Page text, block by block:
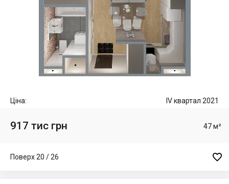
Ціна: IV квартал 2021
917 тис грн 47 м²
Поверх 20 / 26 